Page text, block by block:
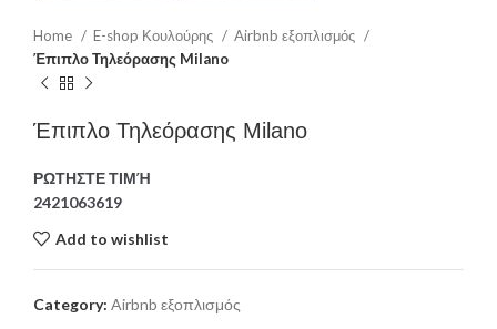
Home E-shop Κουλούρης
Airbnb εξοπλισμός
Έπιπλο Τηλεόρασης Milano
Έπιπλο Τηλεόρασης Milano
ΡΩΤΗΣΤΕ ΤΙΜΉ
2421063619
Add to wishlist
Category: Airbnb εξοπλισμός